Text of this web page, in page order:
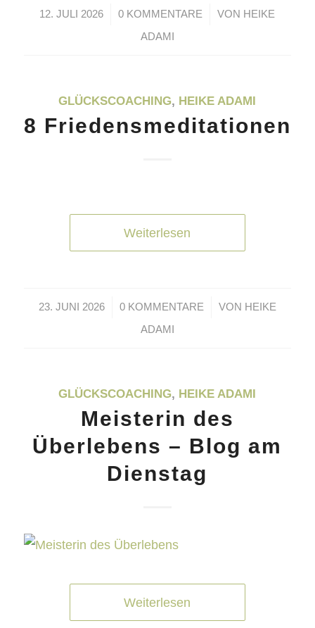
12. JULI 2026
/ 0 KOMMENTARE
/ VON HEIKE
ADAMI
GLÜCKSCOACHING, HEIKE ADAMI
8 Friedensmeditationen
Weiterlesen
23. JUNI 2026
/ 0 KOMMENTARE
/ VON HEIKE
ADAMI
GLÜCKSCOACHING, HEIKE ADAMI
Meisterin des
Überlebens – Blog am
Dienstag
Weiterlesen